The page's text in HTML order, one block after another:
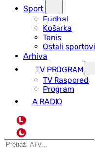
Sport
Fudbal
Košarka
Tenis
Ostali sportovi
Arhiva
TV PROGRAM
ТV Raspored
Program
A RADIO
L